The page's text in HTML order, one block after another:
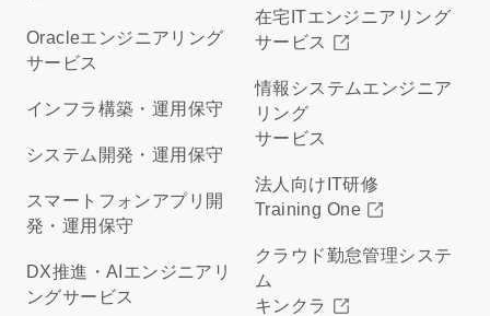
Oracleエンジニアリング
サービス
インフラ構築・運用保守
システム開発・運用保守
スマートフォンアプリ開
発・運用保守
DX推進・AIエンジニアリ
ングサービス
在宅ITエンジニアリング
サービス
情報システムエンジニア
リング
サービス
法人向けIT研修
Training One
クラウド勤怠管理システ
ム
キンクラ